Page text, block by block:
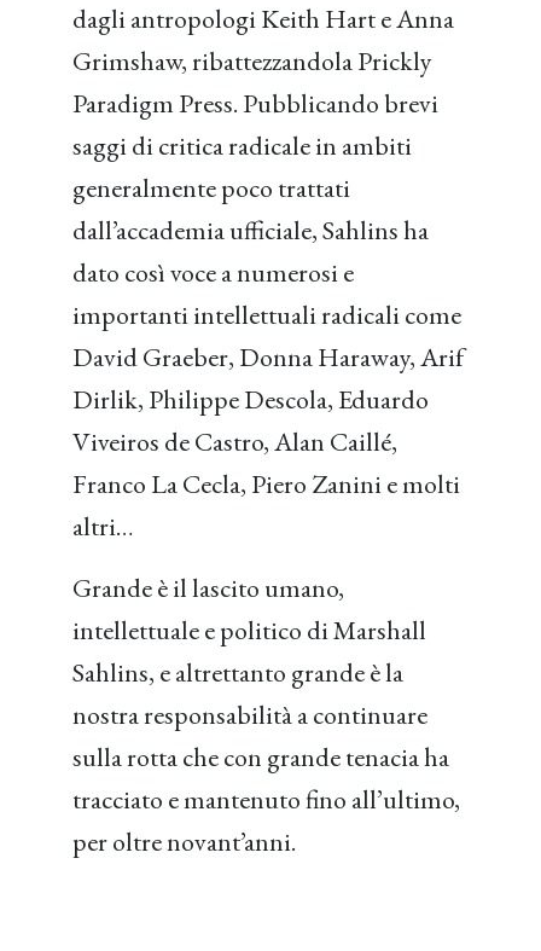
dagli antropologi Keith Hart e Anna
Grimshaw, ribattezzandola Prickly
Paradigm Press. Pubblicando brevi
saggi di critica radicale in ambiti
generalmente poco trattati
dall’accademia ufficiale, Sahlins ha
dato così voce a numerosi e
importanti intellettuali radicali come
David Graeber, Donna Haraway, Arif
Dirlik, Philippe Descola, Eduardo
Viveiros de Castro, Alan Caillé,
Franco La Cecla, Piero Zanini e molti
altri…
Grande è il lascito umano,
intellettuale e politico di Marshall
Sahlins, e altrettanto grande è la
nostra responsabilità a continuare
sulla rotta che con grande tenacia ha
tracciato e mantenuto fino all’ultimo,
per oltre novant’anni.